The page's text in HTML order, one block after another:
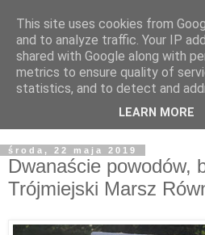
Żyjąc wiarą w
świecie
Blog pastora Pawła Bartosika
środa, 22 maja 2019
Dwanaście powodów,
Trójmiejski Marsz
This site uses cookies from
and to analyze traffic. Your IP
shared with Google along with
metrics to ensure quality of
statistics, and to detect and
LEARN MORE